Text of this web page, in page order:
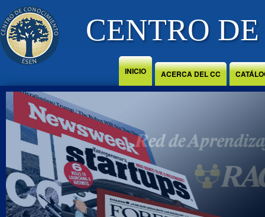
Jump to Content
CENTRO
INICIO ACERCA DEL CC